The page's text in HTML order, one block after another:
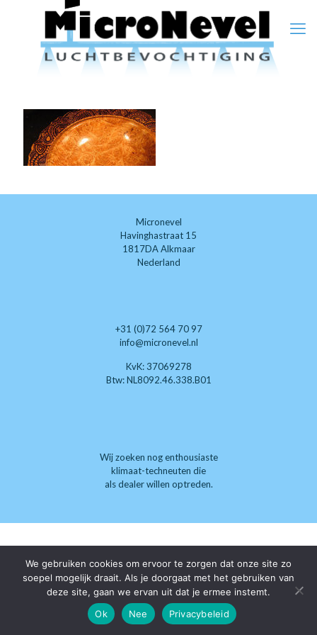
Micronevel
Havinghastraat 15
1817DA Alkmaar
Nederland
+31 (0)72 564 70 97
info@micronevel.nl
KvK: 37069278
Btw: NL8092.46.338.B01
Wij zoeken nog enthousiaste
klimaat-techneuten die
als dealer willen optreden.
We gebruiken cookies om ervoor te zorgen dat onze site zo
soepel mogelijk draait. Als je doorgaat met het gebruiken van
deze site, gaan we ervan uit dat je ermee instemt.
Ok
Nee Privacybeleid